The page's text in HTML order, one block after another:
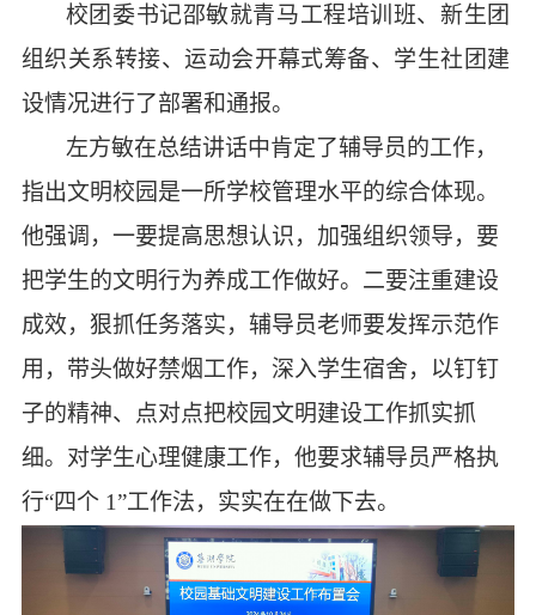
校团委书记邵敏就青马工程培训班、新生团
组织关系转接、运动会开幕式筹备、学生社团建
设情况进行了部署和通报。
左方敏在总结讲话中肯定了辅导员的工作，
指出文明校园是一所学校管理水平的综合体现。
他强调，一要提高思想认识，加强组织领导，要
把学生的文明行为养成工作做好。二要注重建设
成效，狠抓任务落实，辅导员老师要发挥示范作
用 ， 带头做好禁烟工作，深入学生宿舍，以钉钉
子的精神、点对点把校园文明建设工作抓实抓
细。对学生心理健康工作，他要求辅导员严格执
行“四个 1”工作法， 实实在在做下去。